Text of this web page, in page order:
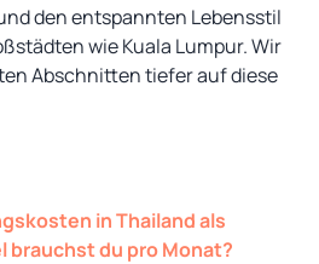
den entspannten Lebensstil
wie Kuala Lumpur. Wir
Abschnitten tiefer auf diese
in Thailand als
brauchst du pro Monat?